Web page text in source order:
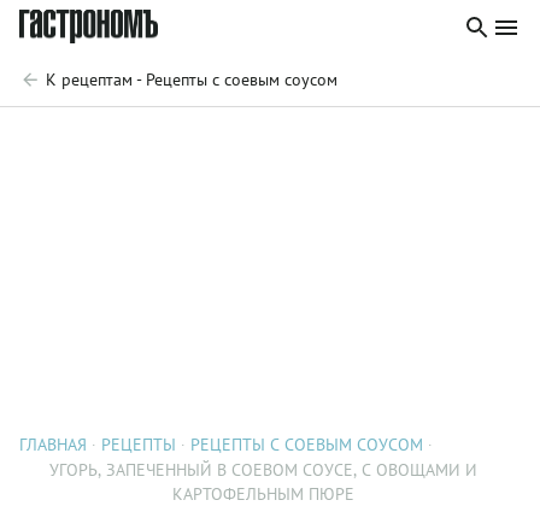
К рецептам - Рецепты с соевым соусом
ГЛАВНАЯ РЕЦЕПТЫ
РЕЦЕПТЫ С СОЕВЫМ СОУСОМ
УГОРЬ, ЗАПЕЧЕННЫЙ В СОЕВОМ СОУСЕ, С ОВОЩАМИ И
КАРТОФЕЛЬНЫМ ПЮРЕ